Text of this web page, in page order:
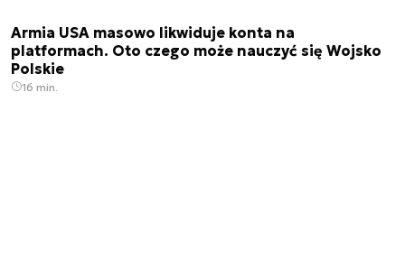
Armia USA masowo likwiduje konta na
platformach. Oto czego może nauczyć się Wojsko
Polskie
16 min.